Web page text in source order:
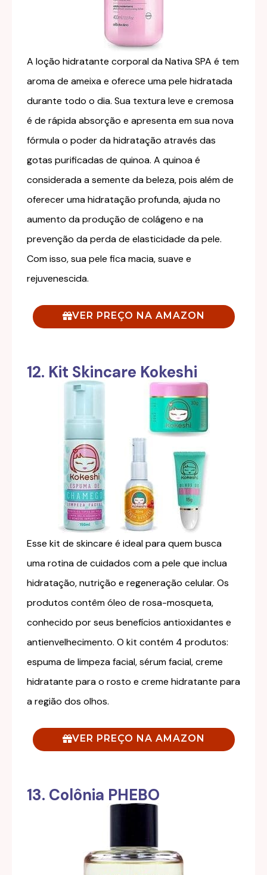
A loção hidratante corporal da Nativa SPA é tem
aroma de ameixa e oferece uma pele hidratada
durante todo o dia. Sua textura leve e cremosa
é de rápida absorção e apresenta em sua nova
fórmula o poder da hidratação através das
gotas purificadas de quinoa. A quinoa é
considerada a semente da beleza, pois além de
oferecer uma hidratação profunda, ajuda no
aumento da produção de colágeno e na
prevenção da perda de elasticidade da pele.
Com isso, sua pele fica macia, suave e
rejuvenescida.
VER PREÇO NA AMAZON
12. Kit Skincare Kokeshi
Esse kit de skincare é ideal para quem busca
uma rotina de cuidados com a pele que inclua
hidratação, nutrição e regeneração celular. Os
produtos contêm óleo de rosa-mosqueta,
conhecido por seus benefícios antioxidantes e
antienvelhecimento. O kit contém 4 produtos:
espuma de limpeza facial, sérum facial, creme
hidratante para o rosto e creme hidratante para
a região dos olhos.
VER PREÇO NA AMAZON
13. Colônia PHEBO